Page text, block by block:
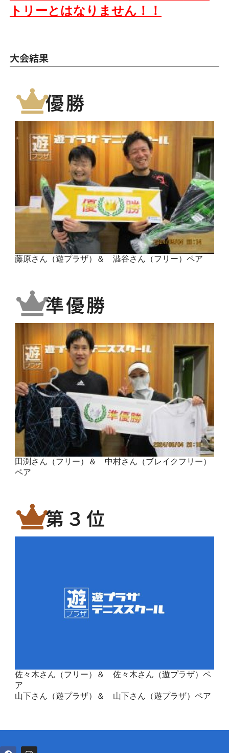
トリーとはなりません！！
大会結果
優勝
藤原さん（遊プラザ）＆ 澁谷さん（フリー）ペア
準優勝
田渕さん（フリー）＆ 中村さん（ブレイクフリー）
ペア
第３位
佐々木さん（フリー）＆ 佐々木さん（遊プラザ）ペ
ア
山下さん（遊プラザ）＆ 山下さん（遊プラザ）ペア